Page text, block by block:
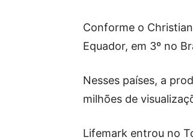
Conforme o
Equador, em 3º no
Nesses países, a
milhões de
Lifemark entrou no